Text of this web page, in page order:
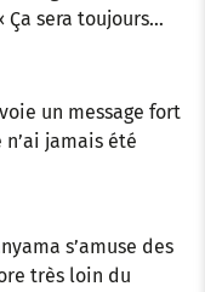
Ça sera toujours…
un message fort
jamais été
s’amuse des
très loin du